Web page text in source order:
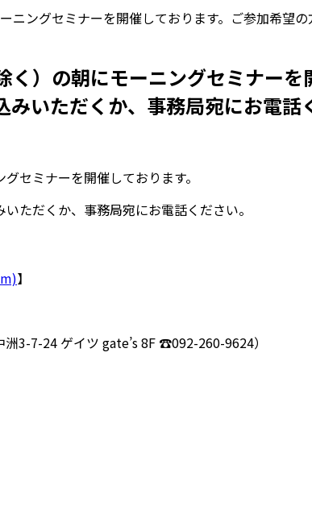
ングセミナーを開催しております。ご参加希望
）の朝にモーニングセミナー
いただくか、事務局宛にお電話
セミナーを開催しております。
ただくか、事務局宛にお電話ください。
】
3-7-24 ゲイツ gate’s 8F ☎092-260-9624）